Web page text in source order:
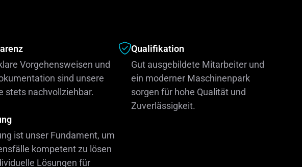
Vorgehensweisen und
sind unsere
stets nachvollziehbar.
Qualifikation
Gut ausgebildete Mitarbeiter und
ein moderner Maschinenpark
sorgen für hohe Qualität und
Zuverlässigkeit.
ist unser Fundament, um
kompetent zu lösen
Lösungen für